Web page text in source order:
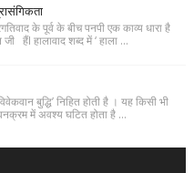
के पूर्व के बीच पनपी एक काव्य धारा है
हैंI हालावाद शब्द में ‘ हाला ...
बुद्धि’ निहित होती है । यह किसी भी
में अवश्य घटित होता है ...